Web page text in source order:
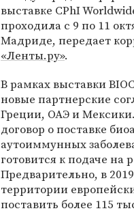
выставке CPhI
проходила с 9 по 11
Мадриде, передает
«Ленты.ру».
В рамках выставки
новые партнерские
Греции, ОАЭ и
договор о поставке
аутоиммунных
готовится к подаче на
Предварительно, в
территории
поставить более 115